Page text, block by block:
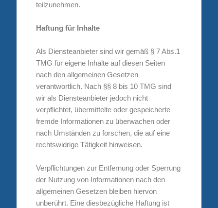
teilzunehmen.
Haftung für Inhalte
Als Diensteanbieter sind wir gemäß § 7 Abs.1
TMG für eigene Inhalte auf diesen Seiten
nach den allgemeinen Gesetzen
verantwortlich. Nach §§ 8 bis 10 TMG sind
wir als Diensteanbieter jedoch nicht
verpflichtet, übermittelte oder gespeicherte
fremde Informationen zu überwachen oder
nach Umständen zu forschen, die auf eine
rechtswidrige Tätigkeit hinweisen.
Verpflichtungen zur Entfernung oder Sperrung
der Nutzung von Informationen nach den
allgemeinen Gesetzen bleiben hiervon
unberührt. Eine diesbezügliche Haftung ist